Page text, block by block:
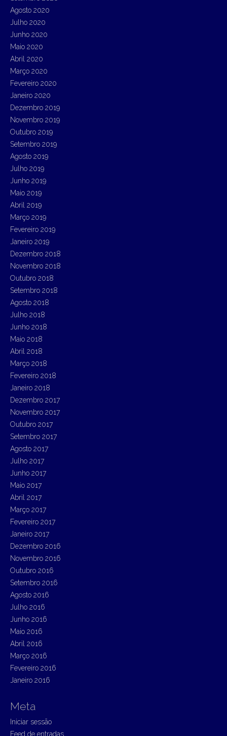
Agosto 2020
Julho 2020
Junho 2020
Maio 2020
Abril 2020
Março 2020
Fevereiro 2020
Janeiro 2020
Dezembro 2019
Novembro 2019
Outubro 2019
Setembro 2019
Agosto 2019
Julho 2019
Junho 2019
Maio 2019
Abril 2019
Março 2019
Fevereiro 2019
Janeiro 2019
Dezembro 2018
Novembro 2018
Outubro 2018
Setembro 2018
Agosto 2018
Julho 2018
Junho 2018
Maio 2018
Abril 2018
Março 2018
Fevereiro 2018
Janeiro 2018
Dezembro 2017
Novembro 2017
Outubro 2017
Setembro 2017
Agosto 2017
Julho 2017
Junho 2017
Maio 2017
Abril 2017
Março 2017
Fevereiro 2017
Janeiro 2017
Dezembro 2016
Novembro 2016
Outubro 2016
Setembro 2016
Agosto 2016
Julho 2016
Junho 2016
Maio 2016
Abril 2016
Março 2016
Fevereiro 2016
Janeiro 2016
Meta
Iniciar sessão
Feed de entradas